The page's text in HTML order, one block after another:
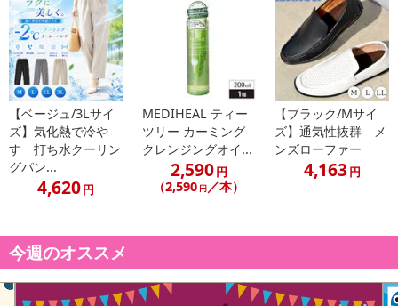
【ベージュ/3Lサイ
ズ】気化熱で冷や
す 打ち水クーリン
グパン...
4,620円
MEDIHEAL ティー
ツリー カーミング
クレンジングオイ...
2,590円
（2,590 円／本）
【ブラック/Mサイ
ズ】通気性抜群 メ
ンズローファー
4,163円
今週のオススメ